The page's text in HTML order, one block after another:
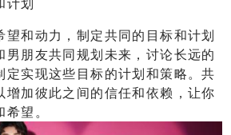
望和动力，制定共同的目标和计划
男朋友共同规划未来，讨论长远的
定实现这些目标的计划和策略。共
增加彼此之间的信任和依赖，让你
望。